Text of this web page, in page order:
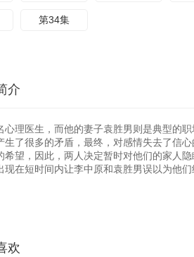
第34集
介
心理医生，而他的妻子袁胜男则是典型的
生了很多的矛盾，最终，对感情失去了信
希望，因此，两人决定暂时对他们的家人
现在短时间内让李中原和袁胜男误以为他
欢